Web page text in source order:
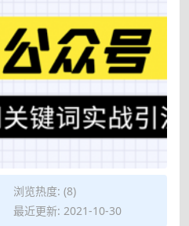
浏览热度: (8)
最近更新: 2021-10-30